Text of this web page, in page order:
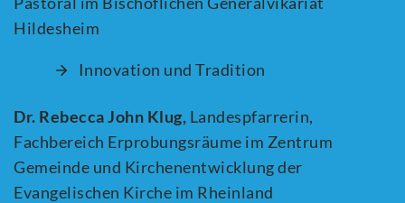
Hildesheim
Innovation und Tradition
Dr. Rebecca John Klug, Landespfarrerin,
Fachbereich Erprobungsräume im Zentrum
Gemeinde und Kirchenentwicklung der
Evangelischen Kirche im Rheinland